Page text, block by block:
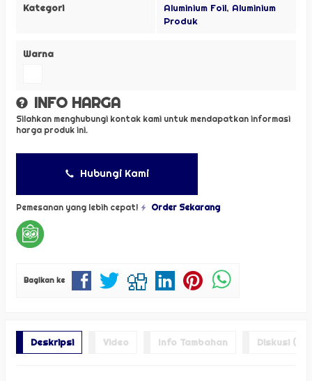
Kategori Aluminium Foil, Aluminium
Produk
Warna
INFO HARGA
Silahkan menghubungi kontak kami untuk mendapatkan informasi
harga produk ini.
Hubungi Kami
Pemesanan yang lebih cepat! Order Sekarang
Bagikan ke
Deskripsi Video Info Tambahan Diskusi (0)